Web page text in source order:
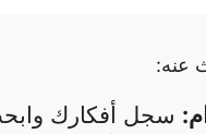
عنه:
سجل أفكارك